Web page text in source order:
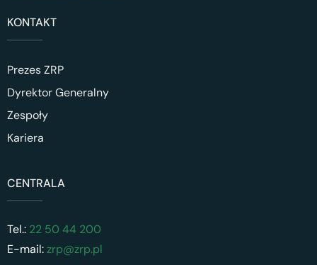
KONTAKT
Prezes ZRP
Dyrektor Generalny
Zespoły
Kariera
CENTRALA
Tel.: 22 50 44 200
E-mail:zrp@zrp.pl